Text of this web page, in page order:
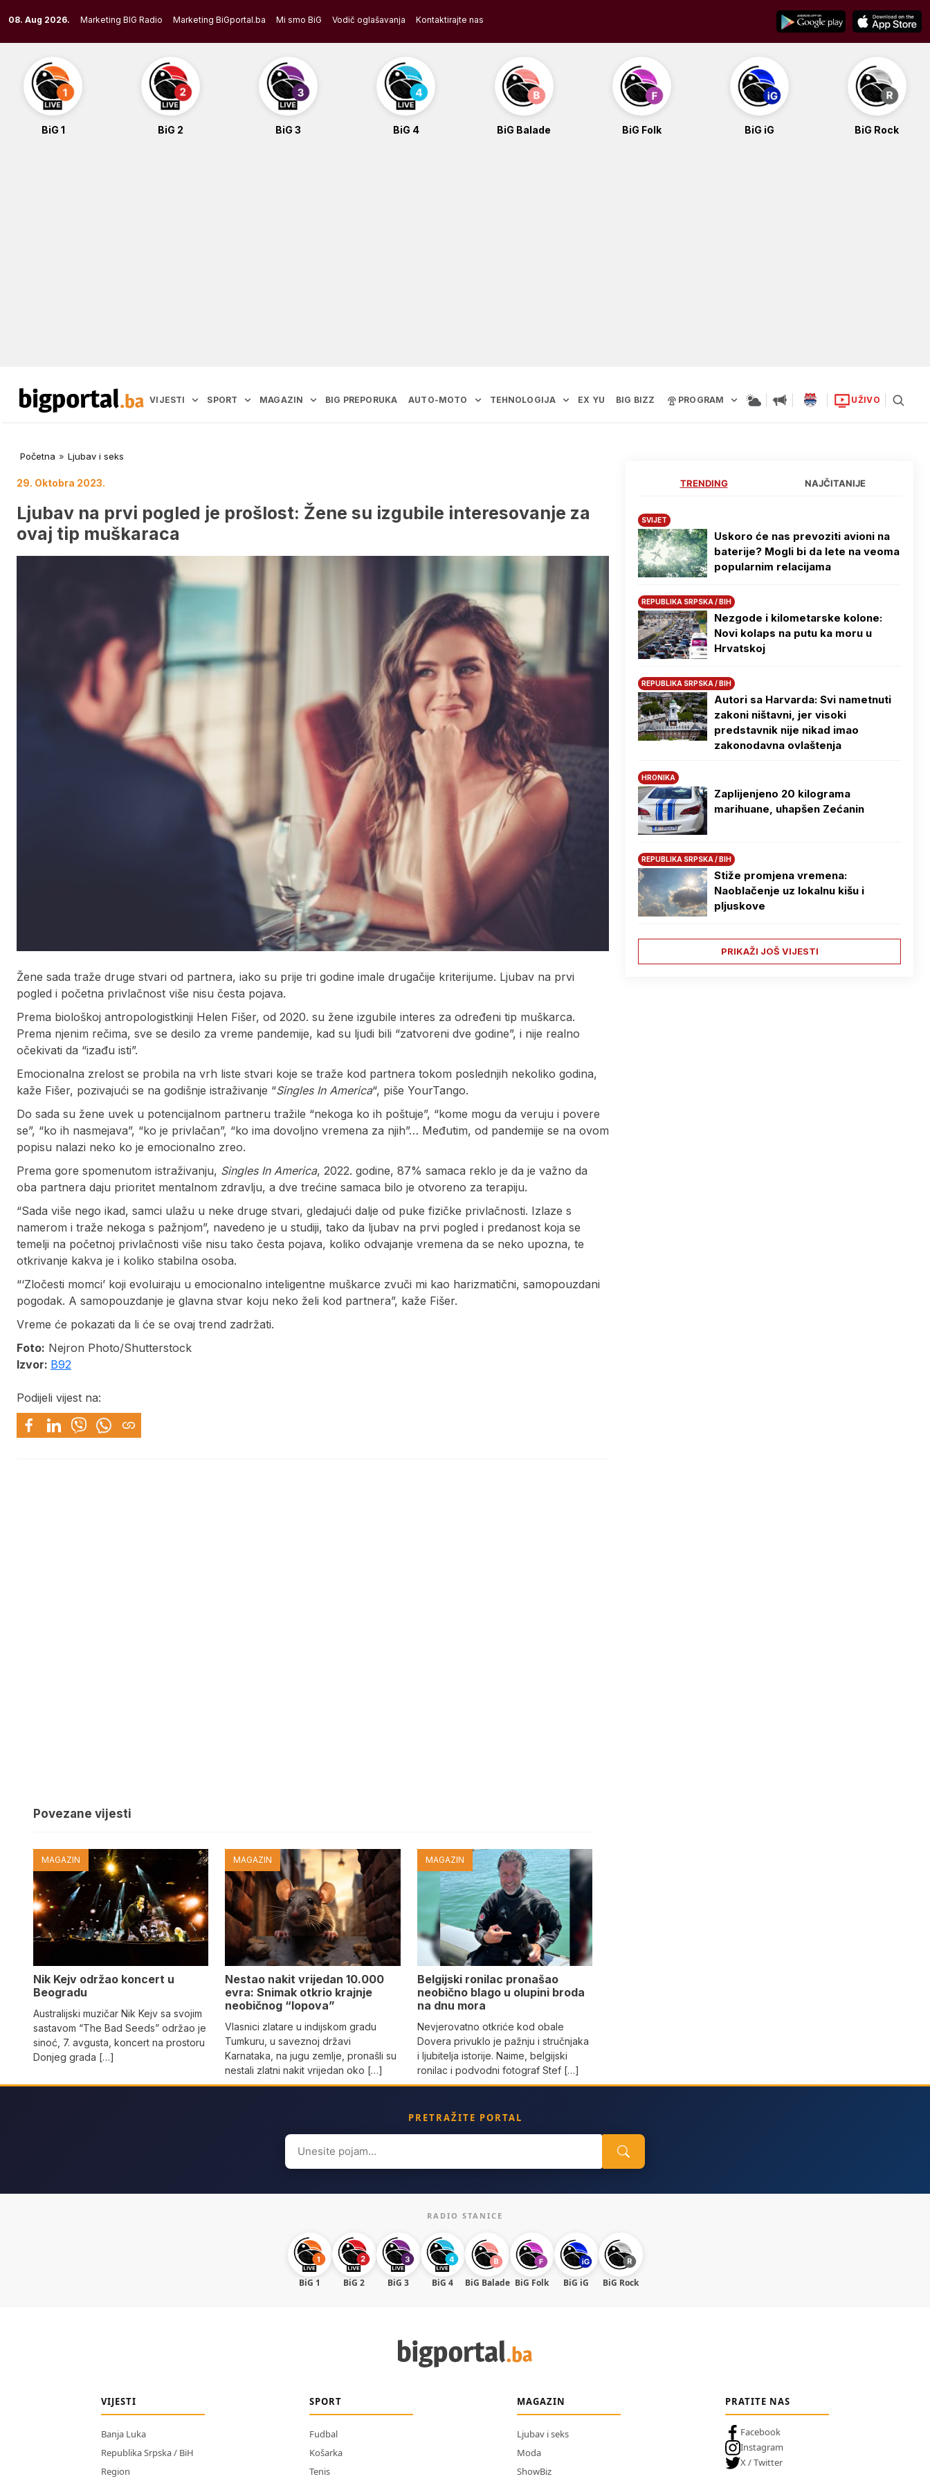
to
content
08. Aug 2026. Marketing BIG Radio Marketing BiGportal.ba Mi smo BiG Vodič oglašavanja Kontaktirajte nas
BiG 1 BiG 2 BiG 3 BiG 4 BiG Balade BiG Folk BiG iG BiG Rock
VIJESTI SPORT MAGAZIN BIG PREPORUKA AUTO-MOTO TEHNOLOGIJA EX YU BIG BIZZ PROGRAM UŽIVO
Početna » Ljubav i seks
29. Oktobra 2023.
Ljubav na prvi pogled je prošlost: Žene su izgubile interesovanje za
ovaj tip muškaraca
Žene sada traže druge stvari od partnera, iako su prije tri godine imale drugačije kriterijume. Ljubav na prvi
pogled i početna privlačnost više nisu česta pojava.
Prema biološkoj antropologistkinji Helen Fišer, od 2020. su žene izgubile interes za određeni tip muškarca.
Prema njenim rečima, sve se desilo za vreme pandemije, kad su ljudi bili “zatvoreni dve godine”, i nije realno
očekivati da “izađu isti”.
Emocionalna zrelost se probila na vrh liste stvari koje se traže kod partnera tokom poslednjih nekoliko godina,
kaže Fišer, pozivajući se na godišnje istraživanje “Singles In America“, piše YourTango.
Do sada su žene uvek u potencijalnom partneru tražile “nekoga ko ih poštuje”, “kome mogu da veruju i povere
se”, “ko ih nasmejava”, “ko je privlačan”, “ko ima dovoljno vremena za njih”… Međutim, od pandemije se na ovom
popisu nalazi neko ko je emocionalno zreo.
Prema gore spomenutom istraživanju, Singles In America, 2022. godine, 87% samaca reklo je da je važno da
oba partnera daju prioritet mentalnom zdravlju, a dve trećine samaca bilo je otvoreno za terapiju.
“Sada više nego ikad, samci ulažu u neke druge stvari, gledajući dalje od puke fizičke privlačnosti. Izlaze s
namerom i traže nekoga s pažnjom”, navedeno je u studiji, tako da ljubav na prvi pogled i predanost koja se
temelji na početnoj privlačnosti više nisu tako česta pojava, koliko odvajanje vremena da se neko upozna, te
otkrivanje kakva je i koliko stabilna osoba.
“‘Zločesti momci’ koji evoluiraju u emocionalno inteligentne muškarce zvuči mi kao harizmatični, samopouzdani
pogodak. A samopouzdanje je glavna stvar koju neko želi kod partnera”, kaže Fišer.
Vreme će pokazati da li će se ovaj trend zadržati.
Foto: Nejron Photo/Shutterstock
Izvor: B92
Podijeli vijest na:
Povezane vijesti
MAGAZIN
Nik Kejv održao koncert u
Beogradu
Australijski muzičar Nik Kejv sa svojim
sastavom “The Bad Seeds” održao je
sinoć, 7. avgusta, koncert na prostoru
Donjeg grada […]
MAGAZIN
Nestao nakit vrijedan 10.000
evra: Snimak otkrio krajnje
neobičnog “lopova”
Vlasnici zlatare u indijskom gradu
Tumkuru, u saveznoj državi
Karnataka, na jugu zemlje, pronašli su
nestali zlatni nakit vrijedan oko […]
MAGAZIN
Belgijski ronilac pronašao
neobično blago u olupini broda
na dnu mora
Nevjerovatno otkriće kod obale
Dovera privuklo je pažnju i stručnjaka
i ljubitelja istorije. Naime, belgijski
ronilac i podvodni fotograf Stef […]
TRENDING NAJČITANIJE
SVIJET
Uskoro će nas prevoziti avioni na
baterije? Mogli bi da lete na veoma
popularnim relacijama
REPUBLIKA SRPSKA / BIH
Nezgode i kilometarske kolone:
Novi kolaps na putu ka moru u
Hrvatskoj
REPUBLIKA SRPSKA / BIH
Autori sa Harvarda: Svi nametnuti
zakoni ništavni, jer visoki
predstavnik nije nikad imao
zakonodavna ovlaštenja
HRONIKA
Zaplijenjeno 20 kilograma
marihuane, uhapšen Zećanin
REPUBLIKA SRPSKA / BIH
Stiže promjena vremena:
Naoblačenje uz lokalnu kišu i
pljuskove
PRIKAŽI JOŠ VIJESTI
PRETRAŽITE PORTAL
Search
for:
RADIO STANICE
BiG 1 BiG 2 BiG 3 BiG 4 BiG Balade BiG Folk BiG iG BiG Rock
VIJESTI
Banja Luka
Republika Srpska / BiH
Region
SPORT
Fudbal
Košarka
Tenis
MAGAZIN
Ljubav i seks
Moda
ShowBiz
PRATITE NAS
Facebook
Instagram
X / Twitter